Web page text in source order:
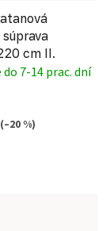
cm II.
7-14 prac. dní
(–20 %)